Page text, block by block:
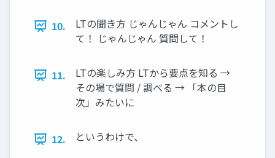
10.
LTの聞き方 じゃんじゃん コメントし
て！ じゃんじゃん 質問して！
11.
LTの楽しみ方 LTから要点を知る →
その場で質問 / 調べる → 「本の目
次」みたいに
12. というわけで、